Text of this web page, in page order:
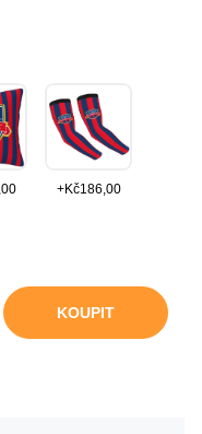
+Kč186,00
KOUPIT